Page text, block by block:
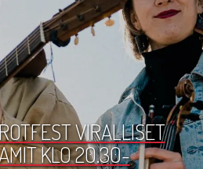
VIRALLISET
KLO 20.30-